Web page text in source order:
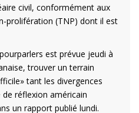
civil, conformément aux
prolifération (TNP) dont il est
est prévue jeudi à
trouver un terrain
tant les divergences
réflexion américain
un rapport publié lundi.